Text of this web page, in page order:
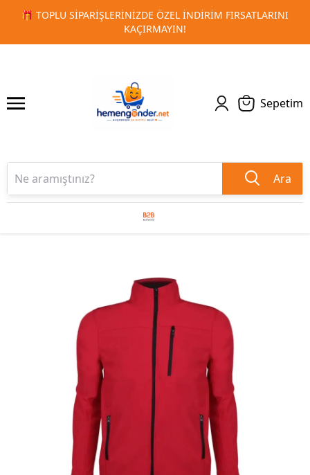
🚀 KURUMSAL PROMOSYON VE MATBAA
TESLIMAT!
1 2
Sepetim
Ara